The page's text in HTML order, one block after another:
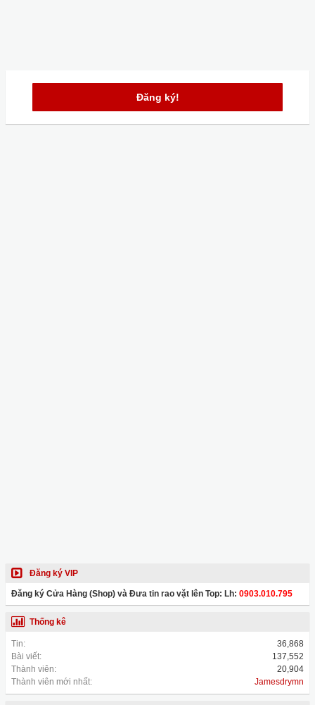
Đăng ký!
Đăng ký VIP
Đăng ký Cửa Hàng (Shop) và Đưa tin rao vặt lên Top: Lh: 0903.010.795
Thống kê
Tin:
36,868
Bài viết:
137,552
Thành viên:
20,904
Thành viên mới nhất:
Jamesdrymn